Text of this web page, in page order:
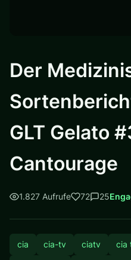
Der
GLT Gelato
Cantourage
1.827 Aufrufe 72 25
cia cia-tv ciatv cia